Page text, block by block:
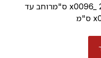
לטבלט במידות: גובה 17.27 _x0096_ 22.86 ס"מרוחב עד